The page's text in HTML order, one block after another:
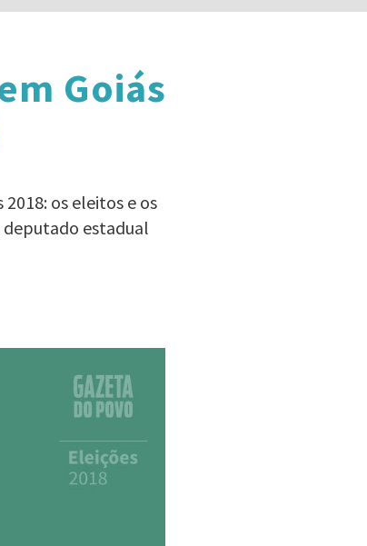
Goiás
os eleitos e os
estadual